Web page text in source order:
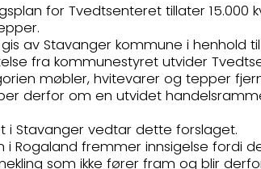
for Tvedtsenteret tillater
av Stavanger kommune i
fra kommunestyret utvider
møbler, hvitevarer og tepper
derfor om en utvidet
i Stavanger vedtar dette forslaget.
i Rogaland fremmer innsigelse fordi
som ikke fører fram og blir